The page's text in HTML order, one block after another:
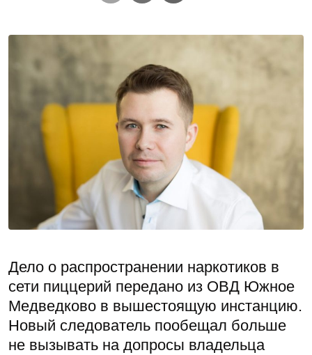
Дело о распространении наркотиков в
сети пиццерий передано из ОВД Южное
Медведково в вышестоящую инстанцию.
Новый следователь пообещал больше
не вызывать на допросы владельца